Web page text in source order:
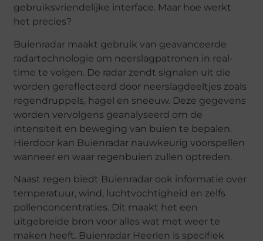
gebruiksvriendelijke interface. Maar hoe werkt
het precies?
Buienradar maakt gebruik van geavanceerde
radartechnologie om neerslagpatronen in real-
time te volgen. De radar zendt signalen uit die
worden gereflecteerd door neerslagdeeltjes zoals
regendruppels, hagel en sneeuw. Deze gegevens
worden vervolgens geanalyseerd om de
intensiteit en beweging van buien te bepalen.
Hierdoor kan Buienradar nauwkeurig voorspellen
wanneer en waar regenbuien zullen optreden.
Naast regen biedt Buienradar ook informatie over
temperatuur, wind, luchtvochtigheid en zelfs
pollenconcentraties. Dit maakt het een
uitgebreide bron voor alles wat met weer te
maken heeft. Buienradar Heerlen is specifiek